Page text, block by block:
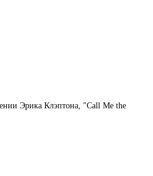
Эрика Клэптона, "Call Me the